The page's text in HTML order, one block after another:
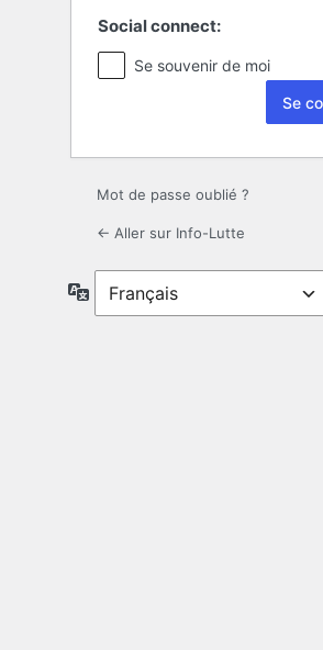
Social connect:
Se souvenir de moi
Mot de passe oublié ?
← Aller sur Info-Lutte
Langue